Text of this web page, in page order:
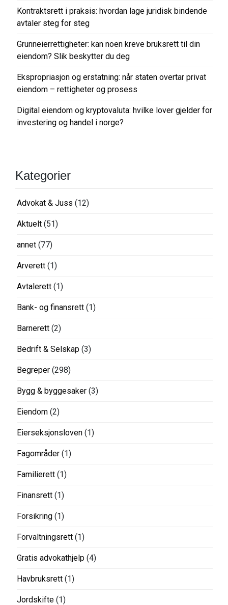
Kontraktsrett i praksis: hvordan lage juridisk bindende
avtaler steg for steg
Grunneierrettigheter: kan noen kreve bruksrett til din
eiendom? Slik beskytter du deg
Ekspropriasjon og erstatning: når staten overtar privat
eiendom – rettigheter og prosess
Digital eiendom og kryptovaluta: hvilke lover gjelder for
investering og handel i norge?
Kategorier
Advokat & Juss (12)
Aktuelt (51)
annet (77)
Arverett (1)
Avtalerett (1)
Bank- og finansrett (1)
Barnerett (2)
Bedrift & Selskap (3)
Begreper (298)
Bygg & byggesaker (3)
Eiendom (2)
Eierseksjonsloven (1)
Fagområder (1)
Familierett (1)
Finansrett (1)
Forsikring (1)
Forvaltningsrett (1)
Gratis advokathjelp (4)
Havbruksrett (1)
Jordskifte (1)